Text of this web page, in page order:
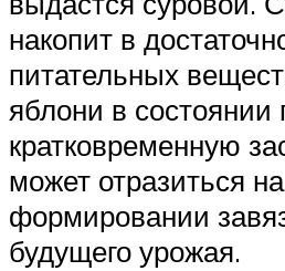
накопит в
питательных
яблони в состоянии
кратковременную
может отразиться на
формировании
будущего урожая.